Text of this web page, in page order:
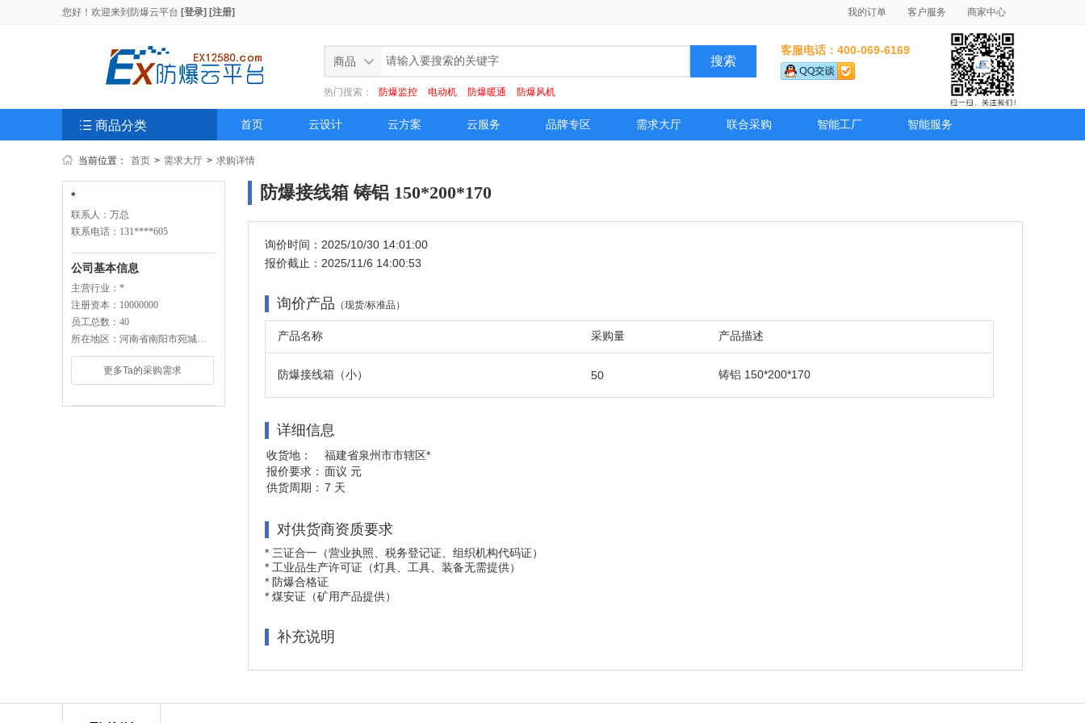
您好！欢迎来到 防爆云平台 [登录] [注册] 我的订单 客户服务 商家中心
商品
热门搜索： 防爆监控 电动机 防爆暖通 防爆风机
客服电话：400-069-6169
首页 云设计 云方案 云服务 品牌专区 需求大厅 联合采购 智能工厂 智能服务
 商品分类
当前位置： 首页 > 需求大厅 > 求购详情
*
联系人：万总
联系电话：131****605
公司基本信息
主营行业：*
注册资本：10000000
员工总数：40
所在地区：河南省南阳市宛城区南阳市信臣路与独山大道口创业大厦东楼21 楼
更多Ta的采购需求
防爆接线箱 铸铝 150*200*170
询价时间：2025/10/30 14:01:00
报价截止：2025/11/6 14:00:53
询价产品 （现货/标准品）
产品名称 采购量 产品描述
防爆接线箱（小） 50 铸铝 150*200*170
详细信息
收货地：
福建省泉州市市辖区*
报价要求： 面议 元
供货周期： 7 天
对供货商资质要求
* 三证合一（营业执照、税务登记证、组织机构代码证）
* 工业品生产许可证（灯具、工具、装备无需提供）
* 防爆合格证
* 煤安证（矿用产品提供）
补充说明